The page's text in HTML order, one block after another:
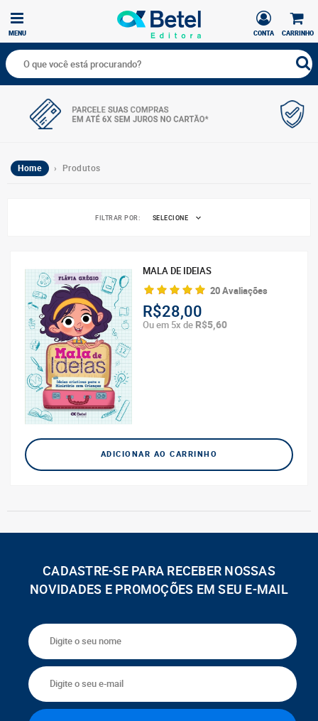
CARRINHO
CONTA
MENU
Home › Produtos
FILTRAR POR: SELECIONE
MALA DE IDEIAS
20 Avaliações
R$28,00
Ou em 5x de R$5,60
ADICIONAR AO CARRINHO
CADASTRE-SE PARA RECEBER NOSSAS
NOVIDADES E PROMOÇÕES EM SEU E-MAIL